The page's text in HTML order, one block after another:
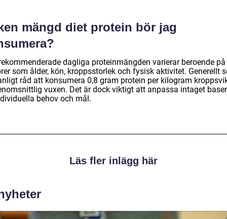
mängd diet protein bör jag
dagliga proteinmängden varierar beroende på
som ålder, kön, kroppsstorlek och fysisk aktivitet. Generellt
råd att konsumera 0,8 gram protein per kilogram
vuxen. Det är dock viktigt att anpassa intaget
behov och mål.
Läs fler inlägg här